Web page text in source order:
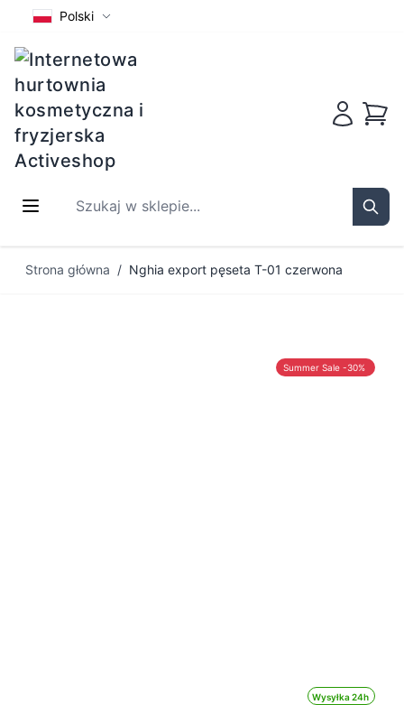
Polski
Szukaj w sklepie...
Strona główna / Nghia export pęseta T-01 czerwona
Wysyłka 24h
Summer Sale -30%